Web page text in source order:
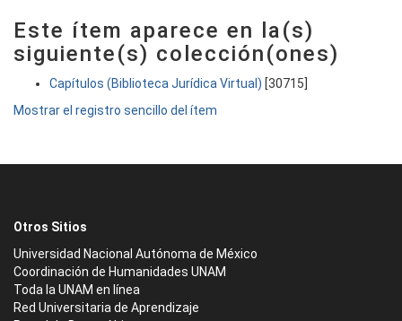
Este ítem aparece en la(s)
siguiente(s) colección(ones)
Capítulos (Biblioteca Jurídica Virtual) [30715]
Mostrar el registro sencillo del ítem
Otros Sitios
Universidad Nacional Autónoma de México
Coordinación de Humanidades UNAM
Toda la UNAM en línea
Red Universitaria de Aprendizaje